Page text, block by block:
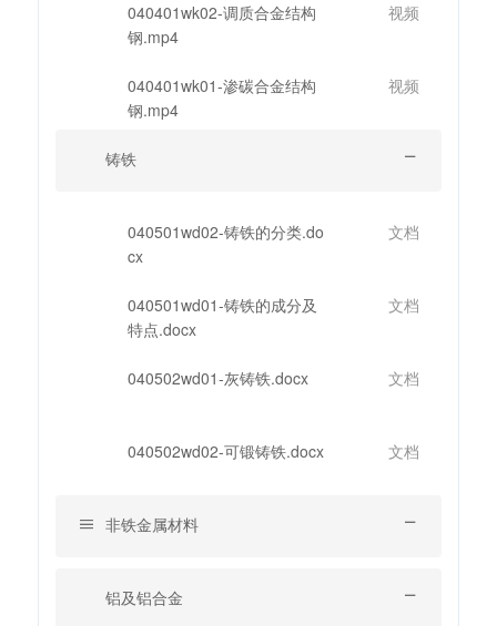
040401wk02-调质合金结构
钢.mp4
视频
040401wk01-渗碳合金结构
钢.mp4
视频
铸铁
040501wd02-铸铁的分类.do
cx
文档
040501wd01-铸铁的成分及
特点.docx
文档
040502wd01-灰铸铁.docx 文档
040502wd02-可锻铸铁.docx 文档
非铁金属材料
铝及铝合金